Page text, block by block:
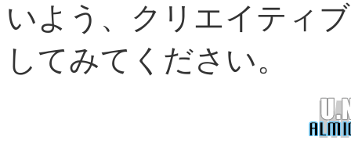
いよう、クリエイティ
してみてください。